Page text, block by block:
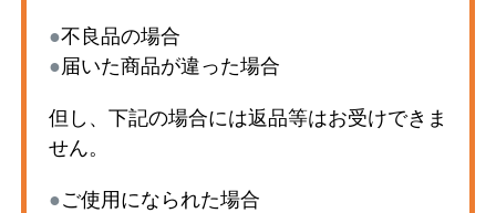
●不良品の場合
●届いた商品が違った場合
但し、下記の場合には返品等はお受けできま
せん。
●ご使用になられた場合